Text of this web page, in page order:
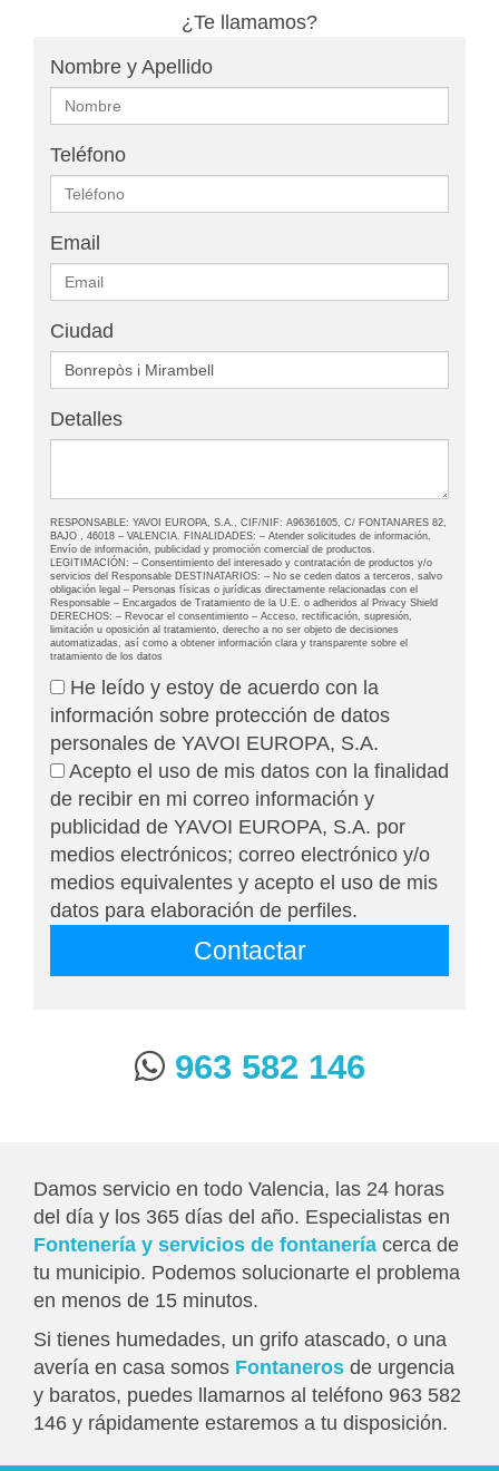
¿Te llamamos?
Nombre y Apellido
Teléfono
Email
Ciudad
Detalles
RESPONSABLE: YAVOI EUROPA, S.A., CIF/NIF: A96361605, C/ FONTANARES 82,
BAJO , 46018 – VALENCIA. FINALIDADES: – Atender solicitudes de información.
Envío de información, publicidad y promoción comercial de productos.
LEGITIMACIÓN: – Consentimiento del interesado y contratación de productos y/o
servicios del Responsable DESTINATARIOS: – No se ceden datos a terceros, salvo
obligación legal – Personas físicas o jurídicas directamente relacionadas con el
Responsable – Encargados de Tratamiento de la U.E. o adheridos al Privacy Shield
DERECHOS: – Revocar el consentimiento – Acceso, rectificación, supresión,
limitación u oposición al tratamiento, derecho a no ser objeto de decisiones
automatizadas, así como a obtener información clara y transparente sobre el
tratamiento de los datos
He leído y estoy de acuerdo con la
información sobre protección de datos
personales de YAVOI EUROPA, S.A.
Acepto el uso de mis datos con la finalidad
de recibir en mi correo información y
publicidad de YAVOI EUROPA, S.A. por
medios electrónicos; correo electrónico y/o
medios equivalentes y acepto el uso de mis
datos para elaboración de perfiles.
963 582 146
Damos servicio en todo Valencia, las 24 horas
del día y los 365 días del año. Especialistas en
Fontenería y servicios de fontanería cerca de
tu municipio. Podemos solucionarte el problema
en menos de 15 minutos.
Si tienes humedades, un grifo atascado, o una
avería en casa somos Fontaneros de urgencia
y baratos, puedes llamarnos al teléfono 963 582
146 y rápidamente estaremos a tu disposición.